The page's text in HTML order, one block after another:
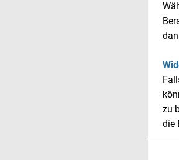
zu
die